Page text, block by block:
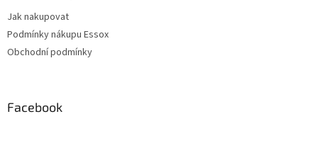
Jak nakupovat
Podmínky nákupu Essox
Obchodní podmínky
Facebook